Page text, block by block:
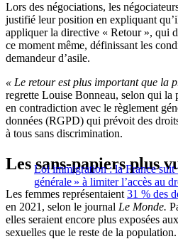
Lors des négociations, les
justifié leur position en expliquant
appliquer la directive « Retour », qui
ce moment même, définissant les
demandeur d’asile.
« Le retour est plus important que la
regrette Louise Bonneau, selon qui la
en contradiction avec le règlement
données (RGPD) qui prévoit des
à tous sans discrimination.
Loi immigration : la France suit
générale » à limiter l’accès au
Les sans-papiers plus
Les femmes représentaient 31 % des
en 2021, selon le journal Le Monde.
elles seraient encore plus exposées
sexuelles que le reste de la population.